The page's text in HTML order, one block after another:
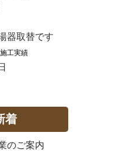
器取替です
施工実績
着
ご案内